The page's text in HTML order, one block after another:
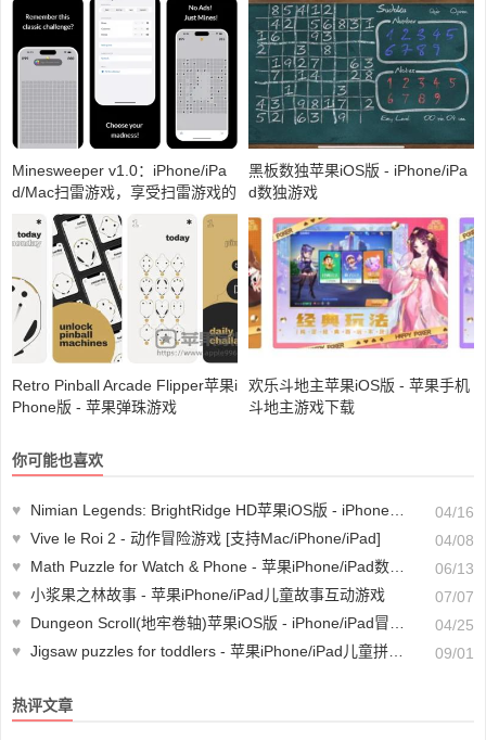
Minesweeper v1.0：iPhone/iPa
d/Mac扫雷游戏，享受扫雷游戏的
乐趣与挑战
黑板数独苹果iOS版 - iPhone/iPa
d数独游戏
Retro Pinball Arcade Flipper苹果i
Phone版 - 苹果弹珠游戏
欢乐斗地主苹果iOS版 - 苹果手机
斗地主游戏下载
你可能也喜欢
♥ Nimian Legends: BrightRidge HD苹果iOS版 - iPhone/iPad开放的游戏探索冒险游戏
04/16
♥ Vive le Roi 2 - 动作冒险游戏 [支持Mac/iPhone/iPad]
04/08
♥
Math Puzzle for Watch & Phone - 苹果iPhone/iPad数学游戏app
06/13
♥ 小浆果之林故事 - 苹果iPhone/iPad儿童故事互动游戏
07/07
♥
Dungeon Scroll(地牢卷轴)苹果iOS版 - iPhone/iPad冒险题材的文字游戏
04/25
♥ Jigsaw puzzles for toddlers - 苹果iPhone/iPad儿童拼图游戏(含教程) 09/01
热评文章